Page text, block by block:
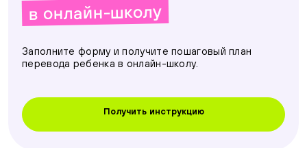
в онлайн-школу
Заполните форму и получите пошаговый план
перевода ребенка в онлайн-школу.
Получить инструкцию